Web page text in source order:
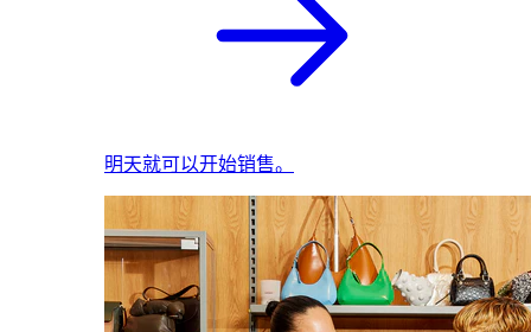
明天就可以开始销售。